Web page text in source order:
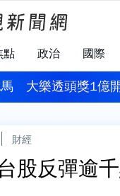
點 政治 國際
大樂透頭獎1億
財經
股反彈逾